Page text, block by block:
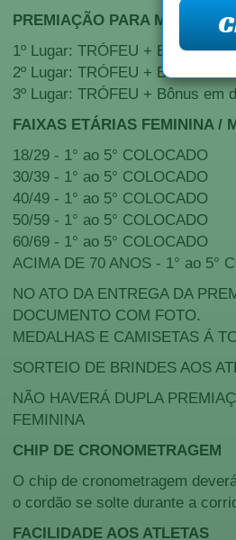
PREMIAÇÃO PARA
1º Lugar: TRÓFEU + Bônus em
2º Lugar: TRÓFEU + Bônus em
3º Lugar: TRÓFEU + Bônus em
FAIXAS ETÁRIAS FEMININA /
18/29 - 1° ao 5° COLOCADO
30/39 - 1° ao 5° COLOCADO
40/49 - 1° ao 5° COLOCADO
50/59 - 1° ao 5° COLOCADO
60/69 - 1° ao 5° COLOCADO
ACIMA DE 70 ANOS - 1° ao 5°
NO ATO DA ENTREGA DA
DOCUMENTO COM FOTO.
MEDALHAS E CAMISETAS Á
SORTEIO DE BRINDES AOS
NÃO HAVERÁ DUPLA
FEMININA
CHIP DE CRONOMETRAGEM
O chip de cronometragem
o cordão se solte durante a
FACILIDADE AOS ATLETAS